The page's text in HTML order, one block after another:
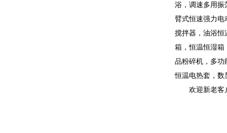
浴，调速多用振
臂式恒速强力电
搅拌器，油浴恒
箱，恒温恒湿箱
品粉碎机，多功
恒温电热套，数
欢迎新老客